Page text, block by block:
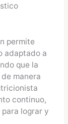
permite
adaptado a
que la
manera
continuo,
lograr y